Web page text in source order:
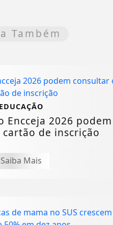
Também
EDUCAÇÃO
Encceja 2026 podem
de inscrição
Saiba Mais